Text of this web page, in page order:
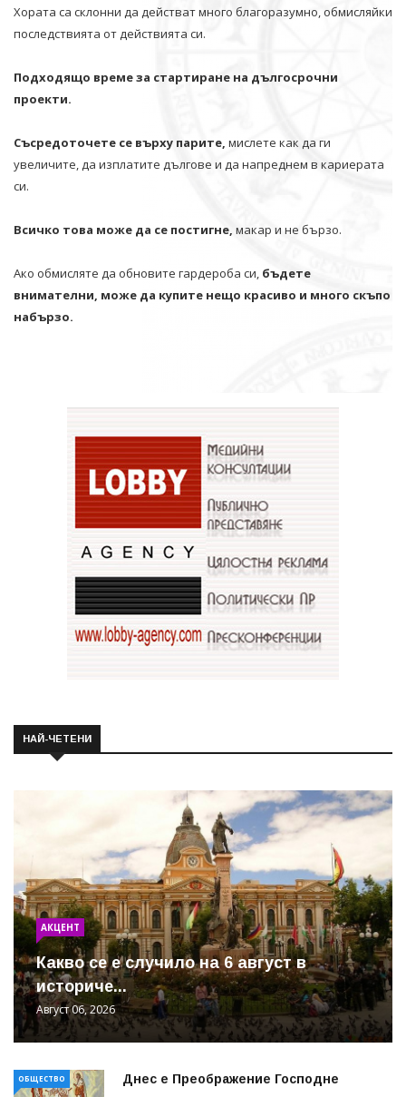
Хората са склонни да действат много благоразумно, обмисляйки
последствията от действията си.
Подходящо време за стартиране на дългосрочни
проекти.
Съсредоточете се върху парите, мислете как да ги
увеличите, да изплатите дългове и да напреднем в кариерата
си.
Всичко това може да се постигне, макар и не бързо.
Ако обмисляте да обновите гардероба си, бъдете
внимателни, може да купите нещо красиво и много скъпо
набързо.
НАЙ-ЧЕТЕНИ
АКЦЕНТ
Какво се е случило на 6 август в
историче...
Август 06, 2026
ОБЩЕСТВО Днес е Преображение Господне